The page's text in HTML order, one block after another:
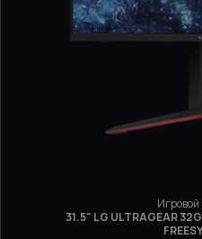
31.5" LG ULTRAGEAR